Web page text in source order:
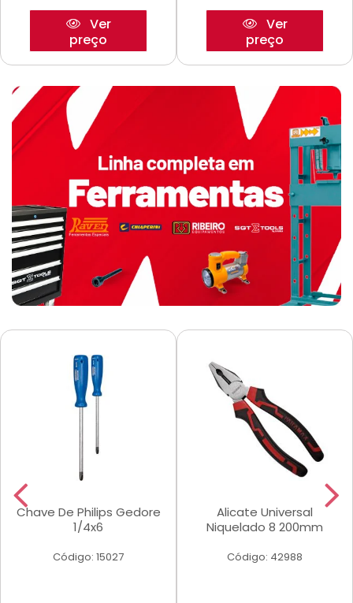
Ver
preço
Ver
preço
Chave De Philips Gedore
1/4x6
Código: 15027
Alicate Universal
Niquelado 8 200mm
Código: 42988